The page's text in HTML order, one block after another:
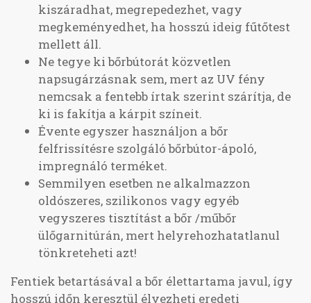
kiszáradhat, megrepedezhet, vagy
megkeményedhet, ha hosszú ideig fűtőtest
mellett áll.
Ne tegye ki bőrbútorát közvetlen
napsugárzásnak sem, mert az UV fény
nemcsak a fentebb írtak szerint szárítja, de
ki is fakítja a kárpit színeit.
Évente egyszer használjon a bőr
felfrissítésre szolgáló bőrbútor-ápoló,
impregnáló terméket.
Semmilyen esetben ne alkalmazzon
oldószeres, szilikonos vagy egyéb
vegyszeres tisztítást a bőr /műbőr
ülőgarnitúrán, mert helyrehozhatatlanul
tönkreteheti azt!
Fentiek betartásával a bőr élettartama javul, így
hosszú időn keresztül élvezheti eredeti